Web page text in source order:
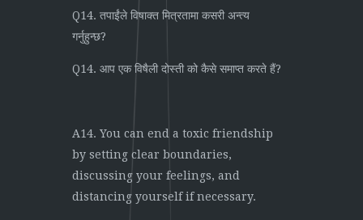
Q14. तपाईंले विषाक्त मित्रतामा कसरी अन्त्य
गर्नुहुन्छ?
Q14. आप एक विषैली दोस्ती को कैसे समाप्त करते हैं?
A14. You can end a toxic friendship
by setting clear boundaries,
discussing your feelings, and
distancing yourself if necessary.